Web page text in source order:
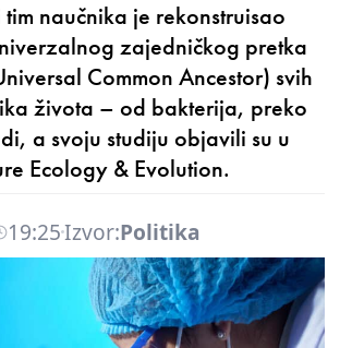
naučnika je rekonstruisao
zajedničkog pretka
Common Ancestor) svih
života – od bakterija, preko
a svoju studiju objavili su u
Ecology & Evolution.
19:25Izvor:Politika